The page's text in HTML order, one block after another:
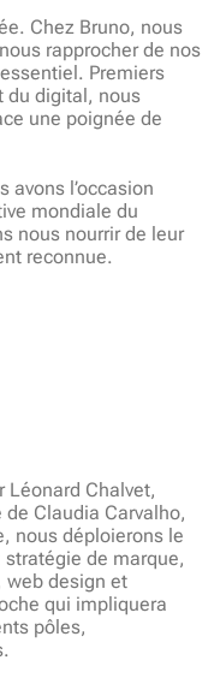
Chez Bruno, nous
rapprocher de nos
Premiers
du digital, nous
une poignée de
avons l’occasion
mondiale du
nous nourrir de leur
reconnue.
Léonard Chalvet,
Claudia Carvalho,
nous déploierons le
de marque,
design et
qui impliquera
pôles,